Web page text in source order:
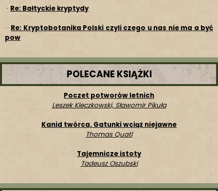
· Re: Bałtyckie kryptydy
· Re: Kryptobotanika Polski czyli czego u nas nie ma a być
pow
POLECANE KSIĄŻKI
Poczet potworów letnich
Leszek Kleczkowski, Sławomir Pikuła
Kanid twórca. Gatunki wciąż niejawne
Thomas Quatl
Tajemnicze istoty
Tadeusz Oszubski